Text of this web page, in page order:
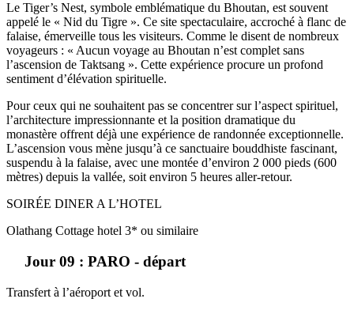
Le Tiger’s Nest, symbole emblématique du Bhoutan, est souvent
appelé le « Nid du Tigre ». Ce site spectaculaire, accroché à flanc de
falaise, émerveille tous les visiteurs. Comme le disent de nombreux
voyageurs : « Aucun voyage au Bhoutan n’est complet sans
l’ascension de Taktsang ». Cette expérience procure un profond
sentiment d’élévation spirituelle.
Pour ceux qui ne souhaitent pas se concentrer sur l’aspect spirituel,
l’architecture impressionnante et la position dramatique du
monastère offrent déjà une expérience de randonnée exceptionnelle.
L’ascension vous mène jusqu’à ce sanctuaire bouddhiste fascinant,
suspendu à la falaise, avec une montée d’environ 2 000 pieds (600
mètres) depuis la vallée, soit environ 5 heures aller-retour.
SOIRÉE DINER A L’HOTEL
Olathang Cottage hotel 3* ou similaire
Jour 09 : PARO - départ
Transfert à l’aéroport et vol.